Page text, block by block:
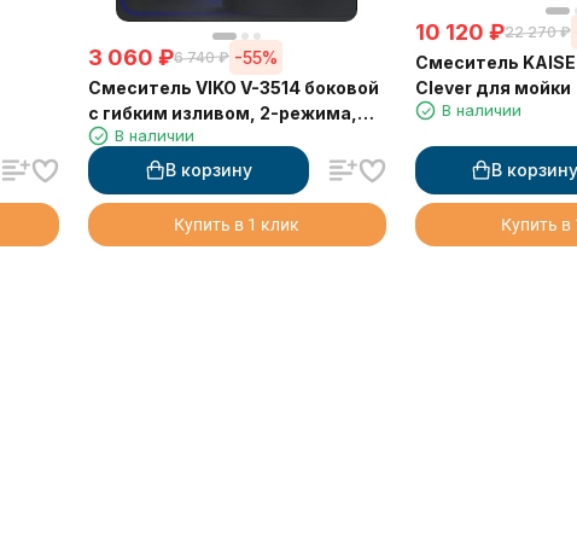
3 060 ₽6 740 ₽ -55%
Смеситель VIKO V-3514 боковой
с гибким изливом, 2-режима,
Ø35, с гайкой, песочный
В наличии
В корзину
Купить в 1 клик
10 120 ₽22 270 ₽
Смеситель
Clever для мойки
В наличии
В корзину
Купить в